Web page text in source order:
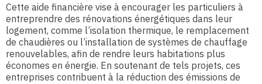
Cette aide financière vise à encourager les particuliers à
entreprendre des rénovations énergétiques dans leur
logement, comme l’isolation thermique, le remplacement
de chaudières ou l’installation de systèmes de chauffage
renouvelables, afin de rendre leurs habitations plus
économes en énergie. En soutenant de tels projets, ces
entreprises contribuent à la réduction des émissions de